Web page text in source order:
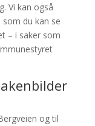
Vi kan også
du kan se
– i saker som
og til